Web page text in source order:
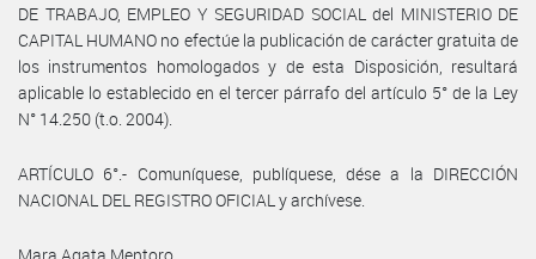
DE TRABAJO, EMPLEO Y SEGURIDAD SOCIAL del MINISTERIO DE
CAPITAL HUMANO no efectúe la publicación de carácter gratuita de
los instrumentos homologados y de esta Disposición, resultará
aplicable lo establecido en el tercer párrafo del artículo 5° de la Ley
N° 14.250 (t.o. 2004).
ARTÍCULO 6°.- Comuníquese, publíquese, dése a la DIRECCIÓN
NACIONAL DEL REGISTRO OFICIAL y archívese.
Mara Agata Mentoro